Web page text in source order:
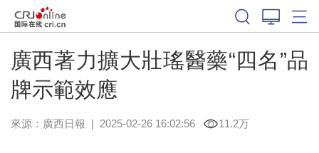
廣西著力擴大壯瑤醫藥“四名”品
牌示範效應
來源： 廣西日報 | 2025-02-26 16:02:56 11.2万